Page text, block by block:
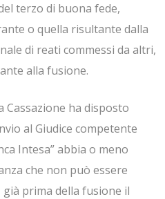
terzo di buona fede,
o quella risultante dalla
di reati commessi da altri,
alla fusione.
Cassazione ha disposto
al Giudice competente
Intesa” abbia o meno
che non può essere
prima della fusione il